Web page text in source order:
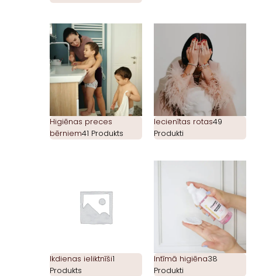
Higiēnas preces
bērniem41 Produkts
Iecienītas rotas49
Produkti
Ikdienas ieliktnīši1
Produkts
Intīmā higiēna38
Produkti